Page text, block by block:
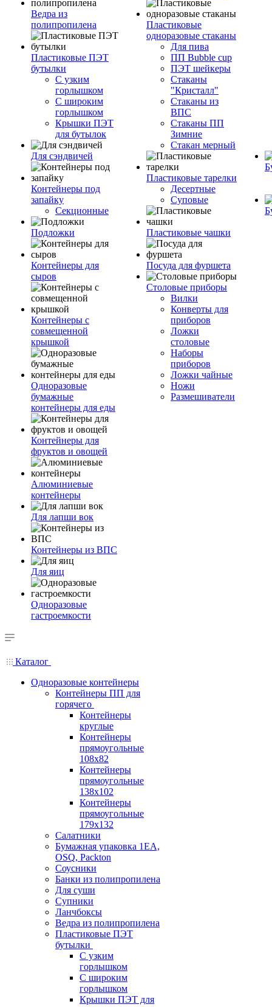
Ведра из
полипропилена
Пластиковые ПЭТ
бутылки
С узким
горлышком
С широким
горлышком
Крышки ПЭТ
для бутылок
Для сэндвичей
Контейнеры под
запайку
Секционные
Подложки
Контейнеры для
сыров
Контейнеры с
совмещенной
крышкой
Одноразовые
бумажные
контейнеры для еды
Контейнеры для
фруктов и овощей
Алюминиевые
контейнеры
Для лапши вок
Контейнеры из ВПС
Для яиц
Одноразовые
гастроемкости
Пластиковые
одноразовые стаканы
Для пива
ПП Bubble cup
ПЭТ шейкеры
Стаканы
"Кристалл"
Стаканы из
ВПС
Стаканы ПП
Зимние
Стакан мерный
Пластиковые тарелки
Десертные
Суповые
Пластиковые чашки
Посуда для фуршета
Столовые приборы
Вилки
Конверты для
приборов
Ложки
столовые
Наборы
приборов
Ложки чайные
Ножи
Размешиватели
Каталог
Одноразовые контейнеры
Контейнеры ПП для
горячего
Контейнеры
круглые
Контейнеры
прямоугольные
108х82
Контейнеры
прямоугольные
138х102
Контейнеры
прямоугольные
179х132
Салатники
Бумажная упаковка 1ЕА,
OSQ, Packton
Соусники
Банки из полипропилена
Для суши
Супники
Ланчбоксы
Ведра из полипропилена
Пластиковые ПЭТ
бутылки
С узким
горлышком
С широким
горлышком
Крышки ПЭТ для